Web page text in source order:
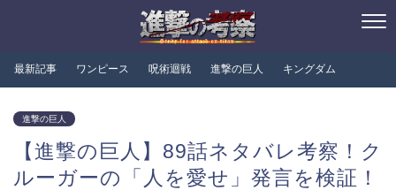
最新記事 ワンピース 呪術迴戦 進撃の巨人 キングダム
進撃の巨人
【進撃の巨人】89話ネタバレ考察！ク
ルーガーの「人を愛せ」発言を検証！